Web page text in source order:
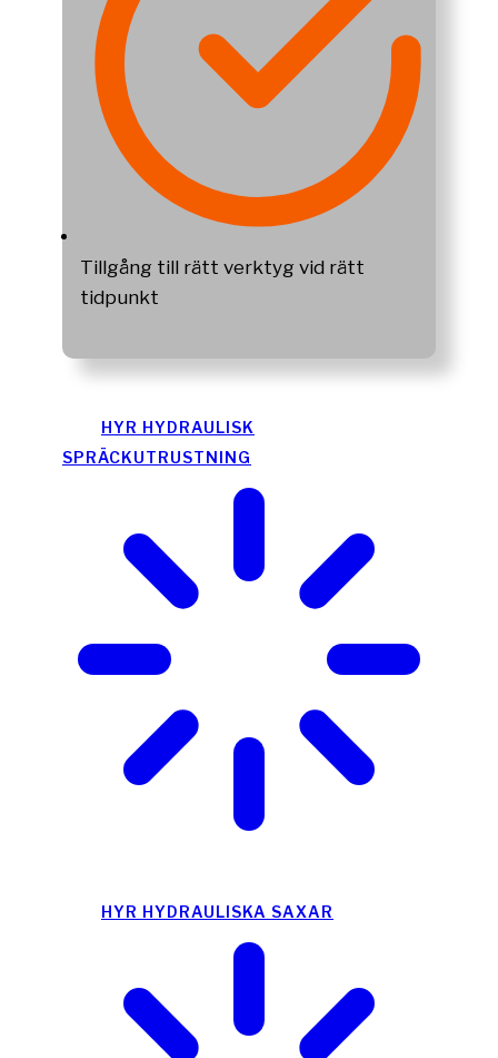
Tillgång till rätt verktyg vid rätt
tidpunkt
HYR HYDRAULISK
SPRÄCKUTRUSTNING
HYR HYDRAULISKA SAXAR